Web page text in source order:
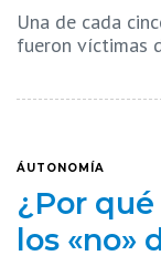
Una de cada
fueron víctimas
ÁUTONOMÍA
¿Por
los «no»